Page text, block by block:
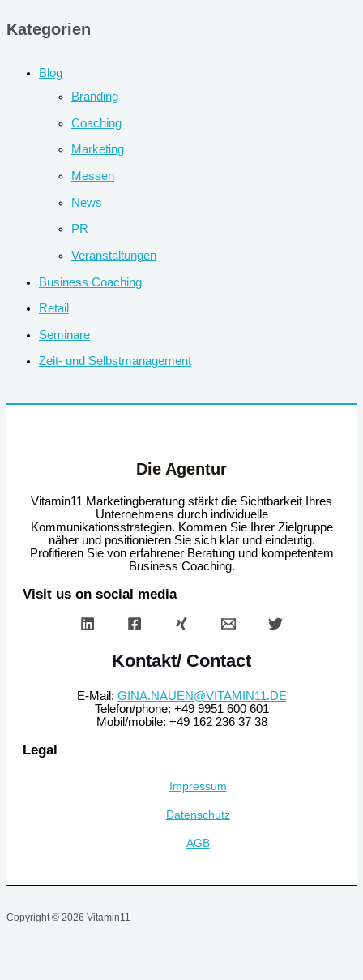
Kategorien
Blog
Branding
Coaching
Marketing
Messen
News
PR
Veranstaltungen
Business Coaching
Retail
Seminare
Zeit- und Selbstmanagement
Die Agentur
Vitamin11 Marketingberatung stärkt die Sichtbarkeit Ihres
Unternehmens durch individuelle
Kommunikationsstrategien. Kommen Sie Ihrer Zielgruppe
näher und positionieren Sie sich klar und eindeutig.
Profitieren Sie von erfahrener Beratung und kompetentem
Business Coaching.
Visit us on social media
Kontakt/ Contact
E-Mail: GINA.NAUEN@VITAMIN11.DE
Telefon/phone: +49 9951 600 601
Mobil/mobile: +49 162 236 37 38
Legal
Impressum
Datenschutz
AGB
Copyright © 2026 Vitamin11